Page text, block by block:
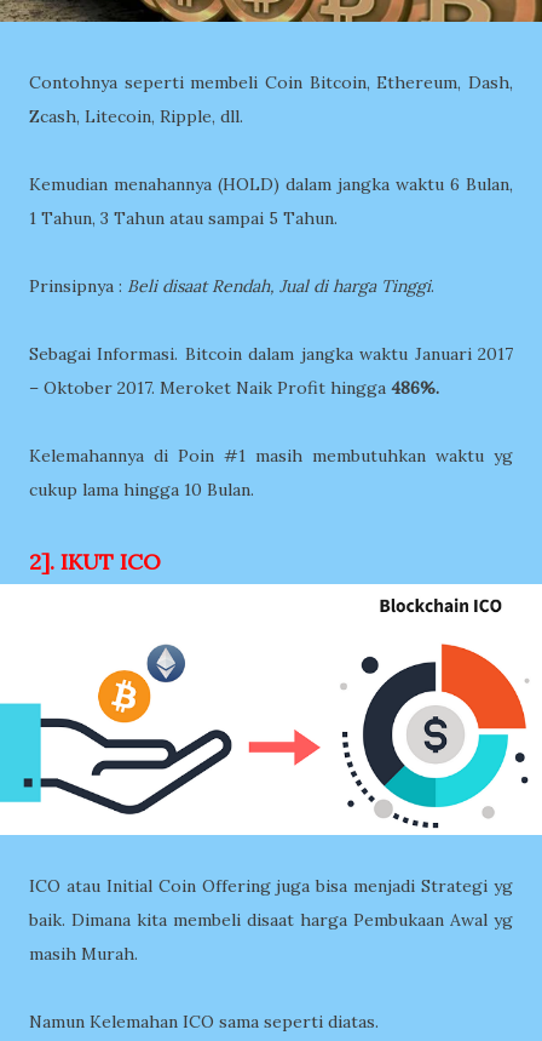
Contohnya seperti membeli Coin Bitcoin, Ethereum, Dash,
Zcash, Litecoin, Ripple, dll.
Kemudian menahannya (HOLD) dalam jangka waktu 6 Bulan,
1 Tahun, 3 Tahun atau sampai 5 Tahun.
Prinsipnya : Beli disaat Rendah, Jual di harga Tinggi.
Sebagai Informasi. Bitcoin dalam jangka waktu Januari 2017
– Oktober 2017. Meroket Naik Profit hingga 486%.
Kelemahannya di Poin #1 masih membutuhkan waktu yg
cukup lama hingga 10 Bulan.
2]. IKUT ICO
ICO atau Initial Coin Offering juga bisa menjadi Strategi yg
baik. Dimana kita membeli disaat harga Pembukaan Awal yg
masih Murah.
Namun Kelemahan ICO sama seperti diatas.